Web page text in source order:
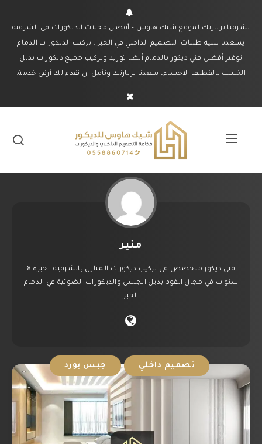
تشرفنا بزيارتك لموقع شيك هاوس - أفضل محلات الديكورات في الشرقية
يسعدنا تلبية طلبات التصميم الداخلي في الخبر ، تركيب الديكورات الدمام
توفير أفضل فني ديكور بالدمام أيضا توريد وتركيب جميع ديكورات بديل
الخشب بالقطيف الاحساء، سعدنا بزيارتك ونأمل ان نقدم لك أرقى خدمة.
منير
فني ديكور متخصص في تركيب ديكورات المنازل بالشرقية ، خبرة 8
سنوات في مجال الفوم بديل الجبس والديكورات الضوئية في الدمام
الخبر
تصميم داخلي جبس بورد